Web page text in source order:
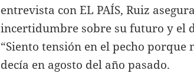
entrevista con EL PAÍS, Ruiz
incertidumbre sobre su futuro y el
“Siento tensión en el pecho porque
decía en agosto del año pasado.